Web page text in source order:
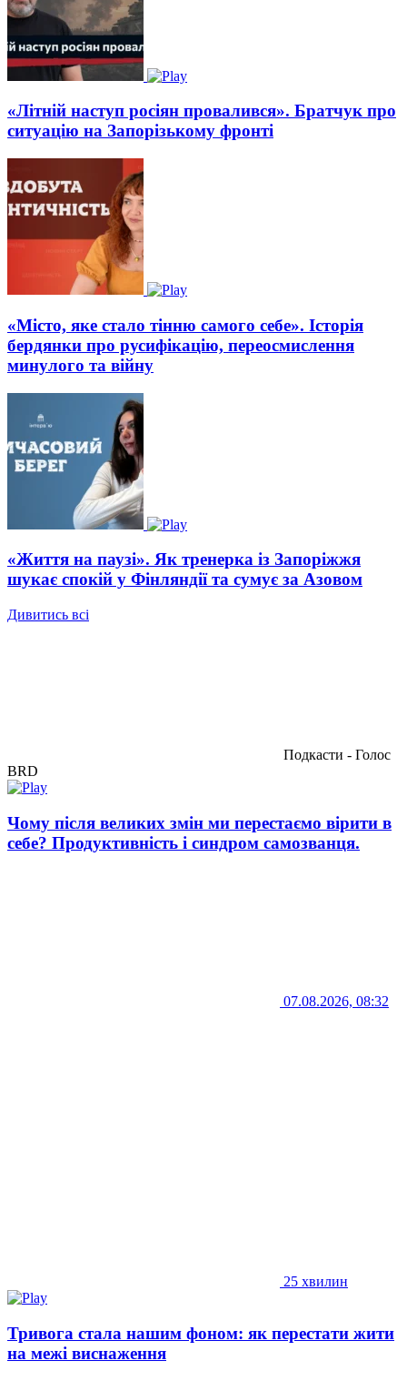
«Літній наступ росіян провалився». Братчук про
ситуацію на Запорізькому фронті
«Місто, яке стало тінню самого себе». Історія
бердянки про русифікацію, переосмислення
минулого та війну
«Життя на паузі». Як тренерка із Запоріжжя
шукає спокій у Фінляндії та сумує за Азовом
Дивитись всі
Подкасти - Голос
BRD
Чому після великих змін ми перестаємо вірити в
себе? Продуктивність і синдром самозванця.
07.08.2026, 08:32
25 хвилин
Тривога стала нашим фоном: як перестати жити
на межі виснаження